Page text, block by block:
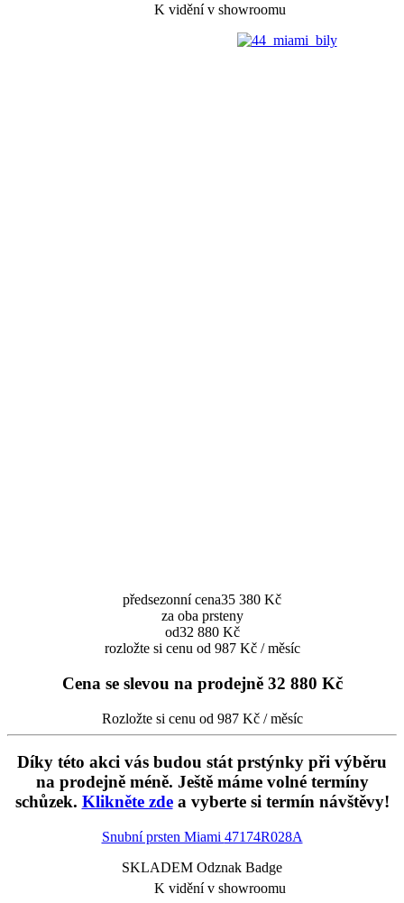
K vidění v showroomu
předsezonní cena35 380 Kč
za oba prsteny
od32 880 Kč
rozložte si cenu od 987 Kč / měsíc
Cena se slevou na prodejně 32 880 Kč
Rozložte si cenu od 987 Kč / měsíc
Díky této akci vás budou stát prstýnky při výběru
na prodejně méně. Ještě máme volné termíny
schůzek. Klikněte zdea vyberte si termín návštěvy!
Snubní prsten Miami 47174R028A
SKLADEM Odznak Badge
K vidění v showroomu